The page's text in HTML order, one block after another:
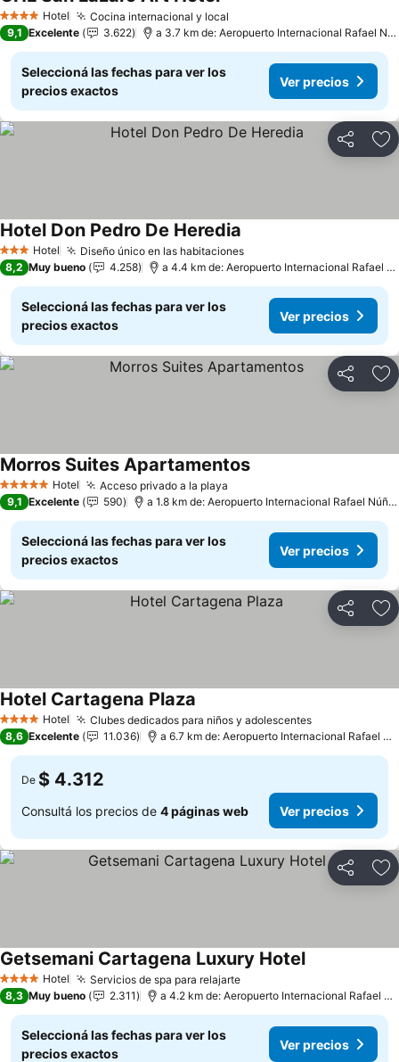
4 EstrellasHotel Cocina internacional y local
9,1 Excelente 3.622 a 3.7 km de: Aeropuerto Internacional Rafael Núñez
Seleccioná las fechas para ver los
precios exactos
Ver precios
Compartir
3 Estrellas
Hotel Diseño único en las habitaciones
Hotel Don Pedro De Heredia
8,2 Muy bueno 4.258 a 4.4 km de: Aeropuerto Internacional Rafael Núñez
Seleccioná las fechas para ver los
precios exactos
Ver precios
Compartir
5 Estrellas Hotel Acceso privado a la playa
Morros Suites Apartamentos
9,1 Excelente 590 a 1.8 km de: Aeropuerto Internacional Rafael Núñez
Seleccioná las fechas para ver los
precios exactos
Ver precios
Compartir
4 EstrellasHotel Clubes dedicados para niños y adolescentes
Hotel Cartagena Plaza
8,6 Excelente 11.036 a 6.7 km de: Aeropuerto Internacional Rafael Núñez
De $ 4.312
Consultá los precios de 4 páginas web Ver precios
Compartir
4 EstrellasHotel Servicios de spa para relajarte
Getsemani Cartagena Luxury Hotel
8,3 Muy bueno 2.311 a 4.2 km de: Aeropuerto Internacional Rafael Núñez
Seleccioná las fechas para ver los
precios exactos
Ver precios